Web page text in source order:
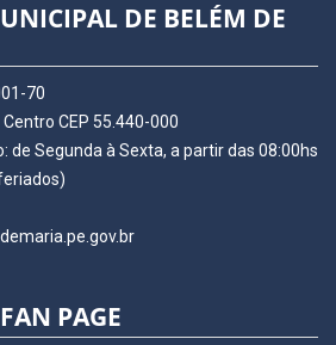
DE BELÉM DE
70
CEP 55.440-000
de Segunda à Sexta, a partir das 08:00hs
PAGE